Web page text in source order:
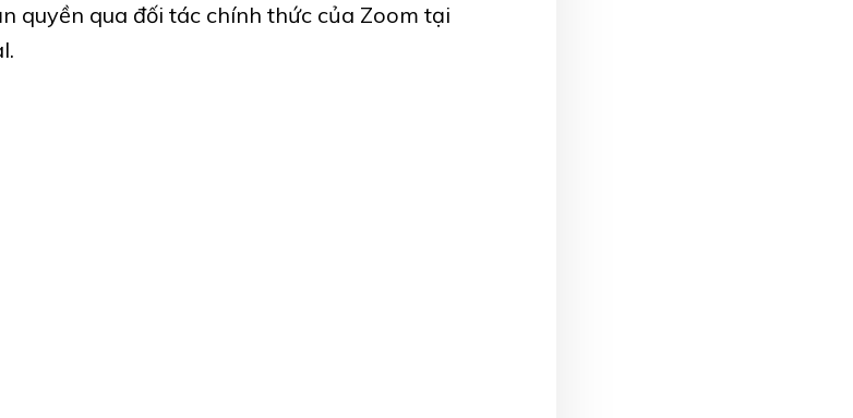
quyền qua đối tác chính thức của Zoom tại